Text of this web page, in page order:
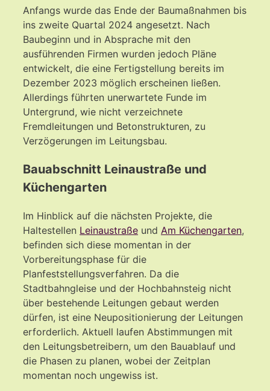
Anfangs wurde das Ende der Baumaßnahmen bis
ins zweite Quartal 2024 angesetzt. Nach
Baubeginn und in Absprache mit den
ausführenden Firmen wurden jedoch Pläne
entwickelt, die eine Fertigstellung bereits im
Dezember 2023 möglich erscheinen ließen.
Allerdings führten unerwartete Funde im
Untergrund, wie nicht verzeichnete
Fremdleitungen und Betonstrukturen, zu
Verzögerungen im Leitungsbau.
Bauabschnitt Leinaustraße und
Küchengarten
Im Hinblick auf die nächsten Projekte, die
Haltestellen Leinaustraße und Am Küchengarten,
befinden sich diese momentan in der
Vorbereitungsphase für die
Planfeststellungsverfahren. Da die
Stadtbahngleise und der Hochbahnsteig nicht
über bestehende Leitungen gebaut werden
dürfen, ist eine Neupositionierung der Leitungen
erforderlich. Aktuell laufen Abstimmungen mit
den Leitungsbetreibern, um den Bauablauf und
die Phasen zu planen, wobei der Zeitplan
momentan noch ungewiss ist.